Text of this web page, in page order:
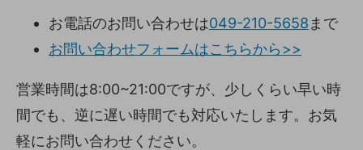
お電話のお問い合わせは049-210-5658 まで
お問い合わせフォームはこちらから>>
営業時間は8:00~21:00ですが、少しくらい早い時
間でも、逆に遅い時間でも対応いたします。お気
軽にお問い合わせください。